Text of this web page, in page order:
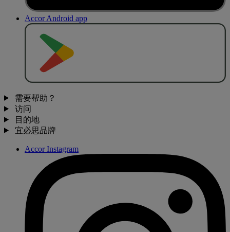
Accor Android app
需要帮助？
访问
目的地
宜必思品牌
Accor Instagram